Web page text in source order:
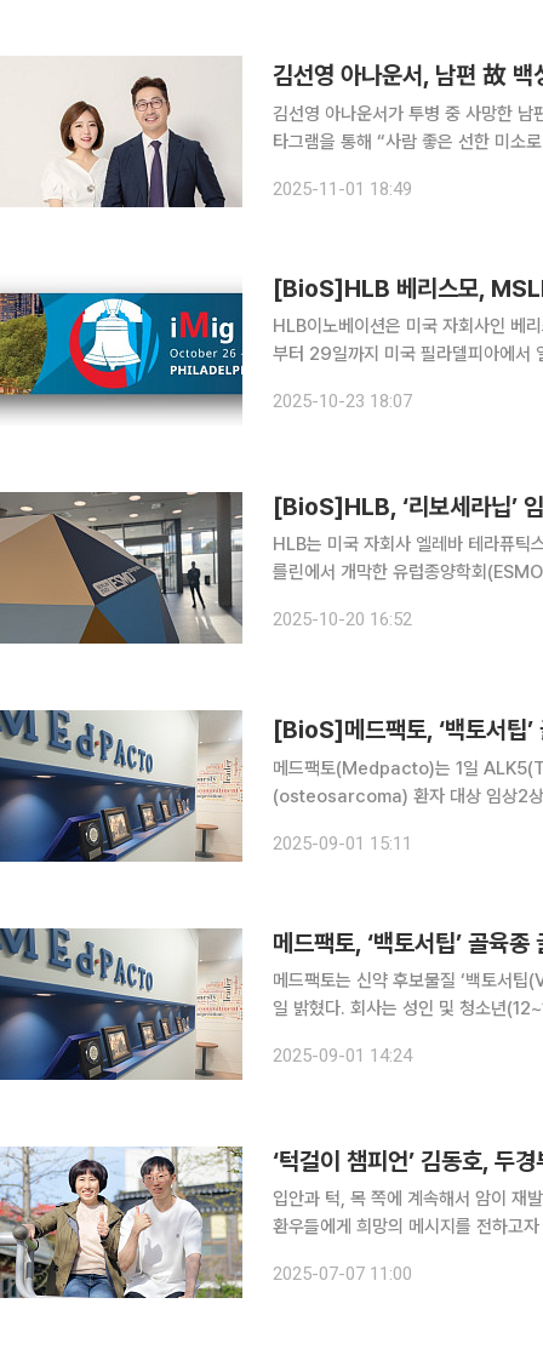
김선영 아나운서가 투병 중 사망한 남편 백성문 변호사
타그램을 통해 “사람 좋은 선한 미소
암, 방사선 치료 등을 받으며 1년여간
2025-11-01 18:49
[BioS]HLB 베리스모,
HLB이노베이션은 미국 자회사인
부터 29일까지 미국 필라델피아에
밝혔다. 국제중피종학회
2025-10-23 18:07
[BioS]HLB, ‘리보세라닙’
HLB는 미국 자회사 엘레바 테라퓨
를린에서 개막한 유럽종양학회
롯해, 총 7건의 리보세라닙 기반 임상
2025-10-20 16:52
[BioS]메드팩토, ‘백토서팁
메드팩토(Medpacto)는 1일
(osteosarcoma) 환자 대상 임상2상
대한 평가를 완료하고 2상파트 환자
2025-09-01 15:11
메드팩토, ‘백토서팁’ 골육
메드팩토는 신약 후보물질 ‘백토서
일 밝혔다. 회사는 성인 및 청소년(12~17세) 골육종 환자를 대상으로 한국과 미국에서 임상을 진행
호트(환자군) 모집이 막바지에 다다르
2025-09-01 14:24
‘턱걸이 챔피언’ 김동호, 두
입안과 턱, 목 쪽에 계속해서 암이 재
환우들에게 희망의 메시지를 전하고자 직접 나섰다. 서울아산병원은 운
2025-07-07 11:00